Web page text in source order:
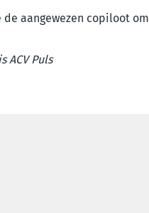
de aangewezen copiloot om
ACV Puls